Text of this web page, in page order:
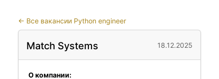
← Все вакансии Python engineer
Match Systems 18.12.2025
О компании: